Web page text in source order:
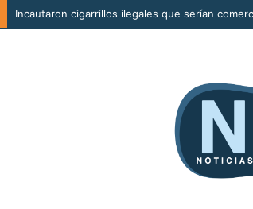
Incautaron cigarrillos ilegales que serían